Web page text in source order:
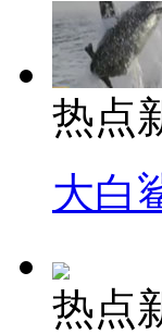
热点
大白
热点